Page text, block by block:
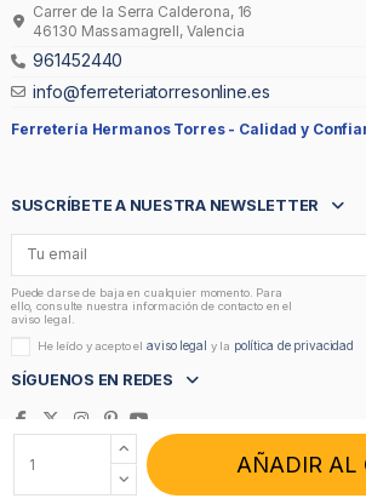
AÑADIR AL
Carrer de la Serra Calderona, 16
46130 Massamagrell, Valencia
961452440
info@ferreteriatorresonline.es
Ferretería Hermanos Torres - Calidad y
SUSCRÍBETE A NUESTRA NEWSLETTER
Puede darse de baja en cualquier momento. Para
ello, consulte nuestra información de contacto en el
aviso legal.
He leído y acepto elaviso legal y la política de privacidad
SÍGUENOS EN REDES